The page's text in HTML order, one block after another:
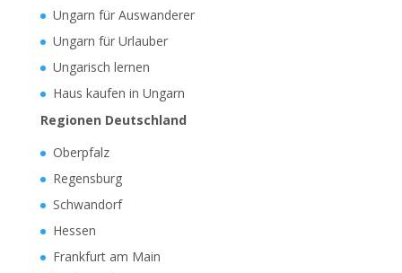
Ungarn für Auswanderer
Ungarn für Urlauber
Ungarisch lernen
Haus kaufen in Ungarn
Regionen Deutschland
Oberpfalz
Regensburg
Schwandorf
Hessen
Frankfurt am Main